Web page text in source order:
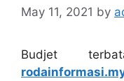
May 11, 2021 by
Budjet